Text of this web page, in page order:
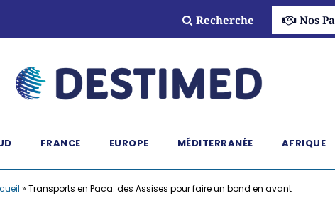
Recherche Nos
FRANCE EUROPE MÉDITERRANÉE AFRIQUE
» Transports en Paca: des Assises pour faire un bond en avant